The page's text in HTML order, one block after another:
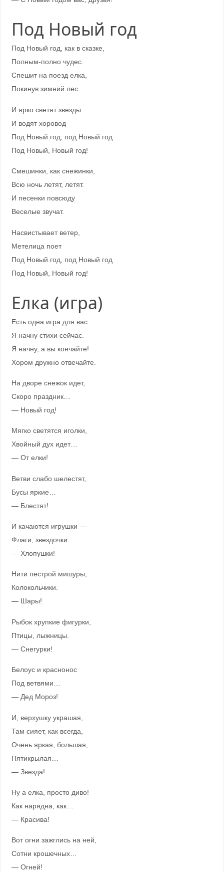
Под Новый год
Под Новый год, как в сказке,
Полным-полно чудес.
Спешит на поезд елка,
Покинув зимний лес.
И ярко светят звезды
И водят хоровод
Под Новый год, под Новый год
Под Новый, Новый год!
Смешинки, как снежинки,
Всю ночь летят, летят.
И песенки повсюду
Веселые звучат.
Насвистывает ветер,
Метелица поет
Под Новый год, под Новый год
Под Новый, Новый год!
Елка (игра)
Есть одна игра для вас:
Я начну стихи сейчас.
Я начну, а вы кончайте!
Хором дружно отвечайте.
На дворе снежок идет,
Скоро праздник…
— Новый год!
Мягко светятся иголки,
Хвойный дух идет…
— От елки!
Ветви слабо шелестят,
Бусы яркие…
— Блестят!
И качаются игрушки —
Флаги, звездочки.
— Хлопушки!
Нити пестрой мишуры,
Колокольчики.
— Шары!
Рыбок хрупкие фигурки,
Птицы, лыжницы.
— Снегурки!
Белоус и краснонос
Под ветвями…
— Дед Мороз!
И, верхушку украшая,
Там сияет, как всегда,
Очень яркая, большая,
Пятикрылая…
— Звезда!
Ну а елка, просто диво!
Как нарядна, как…
— Красива!
Вот огни зажглись на ней,
Сотни крошечных…
— Огней!